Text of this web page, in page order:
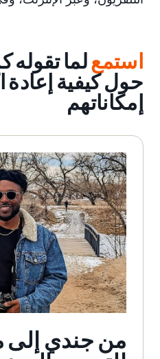
استمعلما
حول كيفية
إمكاناتهم
من جندي إلى